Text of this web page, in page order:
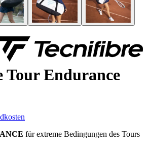
Tour Endurance
für extreme Bedingungen des Tours